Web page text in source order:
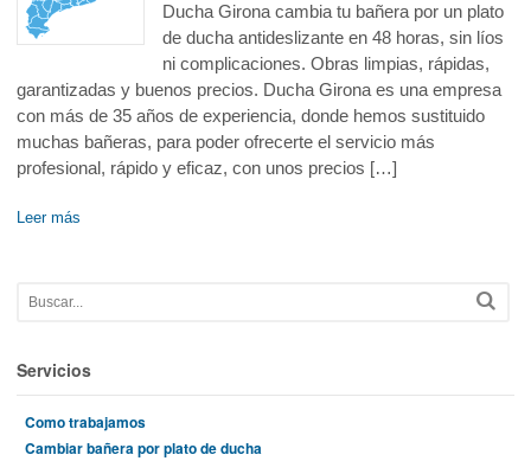
Ducha Girona cambia tu bañera por un plato
de ducha antideslizante en 48 horas, sin líos
ni complicaciones. Obras limpias, rápidas,
garantizadas y buenos precios. Ducha Girona es una empresa
con más de 35 años de experiencia, donde hemos sustituido
muchas bañeras, para poder ofrecerte el servicio más
profesional, rápido y eficaz, con unos precios […]
Leer más
Servicios
Como trabajamos
Cambiar bañera por plato de ducha